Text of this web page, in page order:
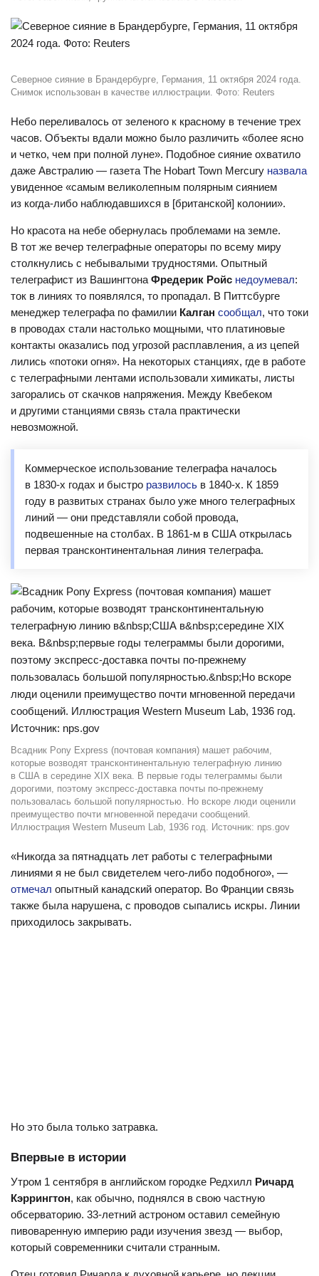
Северное сияние в Брандербурге, Германия, 11 октября 2024 года.
Снимок использован в качестве иллюстрации. Фото: Reuters
Небо переливалось от зеленого к красному в течение трех
часов. Объекты вдали можно было различить «более ясно
и четко, чем при полной луне». Подобное сияние охватило
даже Австралию — газета The Hobart Town Mercury назвала
увиденное «самым великолепным полярным сиянием
из когда-либо наблюдавшихся в [британской] колонии».
Но красота на небе обернулась проблемами на земле.
В тот же вечер телеграфные операторы по всему миру
столкнулись с небывалыми трудностями. Опытный
телеграфист из Вашингтона Фредерик Ройс недоумевал:
ток в линиях то появлялся, то пропадал. В Питтсбурге
менеджер телеграфа по фамилии Калган сообщал, что токи
в проводах стали настолько мощными, что платиновые
контакты оказались под угрозой расплавления, а из цепей
лились «потоки огня». На некоторых станциях, где в работе
с телеграфными лентами использовали химикаты, листы
загорались от скачков напряжения. Между Квебеком
и другими станциями связь стала практически
невозможной.
Коммерческое использование телеграфа началось
в 1830-х годах и быстро развилось в 1840-х. К 1859
году в развитых странах было уже много телеграфных
линий — они представляли собой провода,
подвешенные на столбах. В 1861-м в США открылась
первая трансконтинентальная линия телеграфа.
Всадник Pony Express (почтовая компания) машет рабочим,
которые возводят трансконтинентальную телеграфную линию
в США в середине ХІХ века. В первые годы телеграммы были
дорогими, поэтому экспресс-доставка почты по-прежнему
пользовалась большой популярностью. Но вскоре люди оценили
преимущество почти мгновенной передачи сообщений.
Иллюстрация Western Museum Lab, 1936 год. Источник: nps.gov
«Никогда за пятнадцать лет работы с телеграфными
линиями я не был свидетелем чего-либо подобного», —
отмечал опытный канадский оператор. Во Франции связь
также была нарушена, с проводов сыпались искры. Линии
приходилось закрывать.
Но это была только затравка.
Впервые в истории
Утром 1 сентября в английском городке Редхилл Ричард
Кэррингтон, как обычно, поднялся в свою частную
обсерваторию. 33-летний астроном оставил семейную
пивоваренную империю ради изучения звезд — выбор,
который современники считали странным.